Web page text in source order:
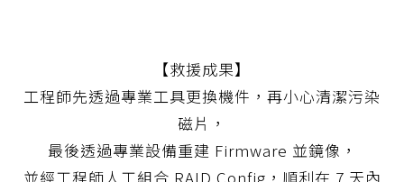
【救援成果】
工程師先透過專業工具更換機件，再小心清潔污染
磁片，
最後透過專業設備重建 Firmware 並鏡像，
並經工程師人工組合 RAID Config，順利在 7 天內